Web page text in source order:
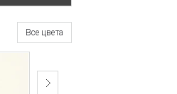
Все цвета